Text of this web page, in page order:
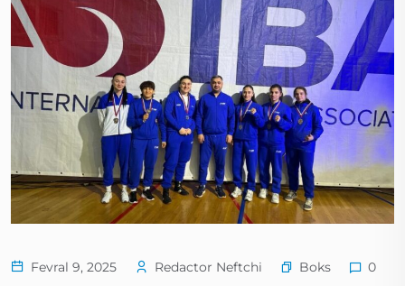
Fevral 9, 2025 Redactor Neftchi Boks 0